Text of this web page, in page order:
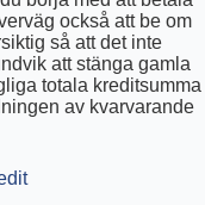
också att be om
så att det inte
att stänga gamla
totala kreditsumma
av kvarvarande